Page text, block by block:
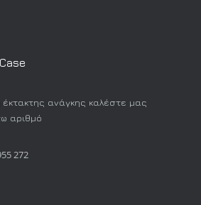
ανάγκης καλέστε μας
αριθμό
272